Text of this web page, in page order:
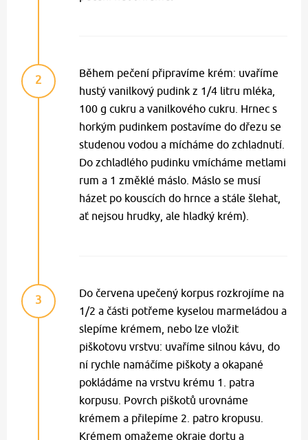
2
Během pečení připravíme krém: uvaříme
hustý vanilkový pudink z 1/4 litru mléka,
100 g cukru a vanilkového cukru. Hrnec s
horkým pudinkem postavíme do dřezu se
studenou vodou a mícháme do zchladnutí.
Do zchladlého pudinku vmícháme metlami
rum a 1 změklé máslo. Máslo se musí
házet po kouscích do hrnce a stále šlehat,
ať nejsou hrudky, ale hladký krém).
3
Do červena upečený korpus rozkrojíme na
1/2 a části potřeme kyselou marmeládou a
slepíme krémem, nebo lze vložit
piškotovu vrstvu: uvaříme silnou kávu, do
ní rychle namáčíme piškoty a okapané
pokládáme na vrstvu krému 1. patra
korpusu. Povrch piškotů urovnáme
krémem a přilepíme 2. patro kropusu.
Krémem omažeme okraje dortu a